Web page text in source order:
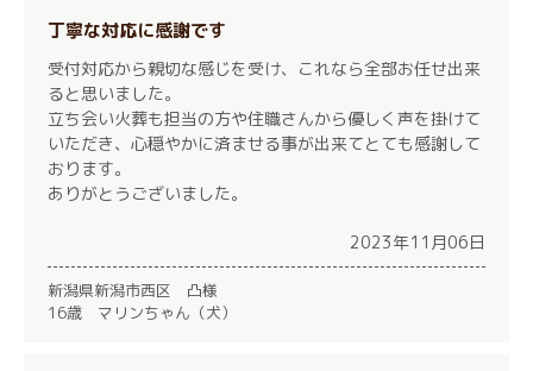
丁寧な対応に感謝です
受付対応から親切な感じを受け、これなら全部お任せ出来
ると思いました。
立ち会い火葬も担当の方や住職さんから優しく声を掛けて
いただき、心穏やかに済ませる事が出来てとても感謝して
おります。
ありがとうございました。
2023年11月06日
新潟県新潟市西区 凸様
16歳 マリンちゃん（犬）